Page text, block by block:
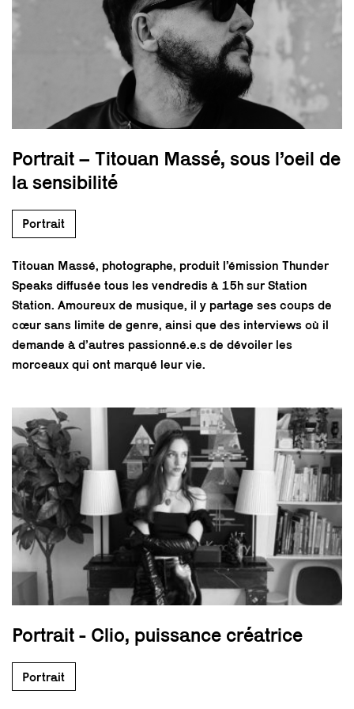
Portrait – Titouan Massé, sous l’oeil de
la sensibilité
Portrait
Titouan Massé, photographe, produit l’émission Thunder
Speaks diffusée tous les vendredis à 15h sur Station
Station. Amoureux de musique, il y partage ses coups de
cœur sans limite de genre, ainsi que des interviews où il
demande à d’autres passionné.e.s de dévoiler les
morceaux qui ont marqué leur vie.
Portrait - Clio, puissance créatrice
Portrait